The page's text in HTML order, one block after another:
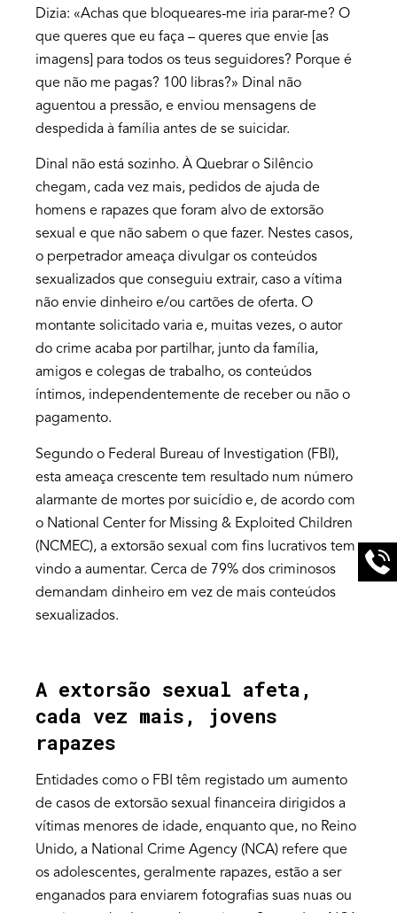
Dizia: «Achas que bloqueares-me iria parar-me? O
que queres que eu faça – queres que envie [as
imagens] para todos os teus seguidores? Porque é
que não me pagas? 100 libras?» Dinal não
aguentou a pressão, e enviou mensagens de
despedida à família antes de se suicidar.
Dinal não está sozinho. À Quebrar o Silêncio
chegam, cada vez mais, pedidos de ajuda de
homens e rapazes que foram alvo de extorsão
sexual e que não sabem o que fazer. Nestes casos,
o perpetrador ameaça divulgar os conteúdos
sexualizados que conseguiu extrair, caso a vítima
não envie dinheiro e/ou cartões de oferta. O
montante solicitado varia e, muitas vezes, o autor
do crime acaba por partilhar, junto da família,
amigos e colegas de trabalho, os conteúdos
íntimos, independentemente de receber ou não o
pagamento.
Segundo o Federal Bureau of Investigation (FBI),
esta ameaça crescente tem resultado num número
alarmante de mortes por suicídio e, de acordo com
o National Center for Missing & Exploited Children
(NCMEC), a extorsão sexual com fins lucrativos tem
vindo a aumentar. Cerca de 79% dos criminosos
demandam dinheiro em vez de mais conteúdos
sexualizados.
A extorsão sexual afeta,
cada vez mais, jovens
rapazes
Entidades como o FBI têm registado um aumento
de casos de extorsão sexual financeira dirigidos a
vítimas menores de idade, enquanto que, no Reino
Unido, a National Crime Agency (NCA) refere que
os adolescentes, geralmente rapazes, estão a ser
enganados para enviarem fotografias suas nuas ou